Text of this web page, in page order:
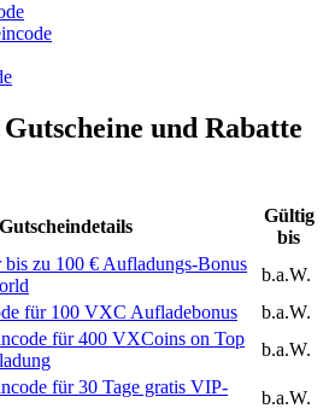
und Rabatte
Gutscheindetails
Gültig
bis
zu 100 € Aufladungs-Bonus
b.a.W.
für 100 VXC Aufladebonus
b.a.W.
für 400 VXCoins on Top
b.a.W.
für 30 Tage gratis VIP-
b.a.W.